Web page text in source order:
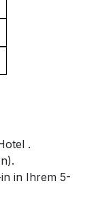
.
in Ihrem 5-